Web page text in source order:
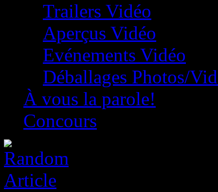
Trailers Vidéo
Aperçus Vidéo
Evénements Vidéo
Déballages Photos/
À vous la parole!
Concours